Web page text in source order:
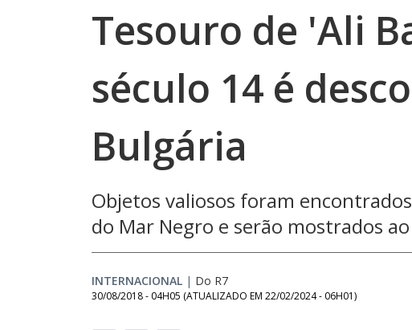
Tesouro de 'Ali
século 14 é
Bulgária
Objetos valiosos foram
do Mar Negro e serão mostrados
INTERNACIONAL | Do R7
30/08/2018 - 04H05 (ATUALIZADO EM 22/02/2024 - 06H01)